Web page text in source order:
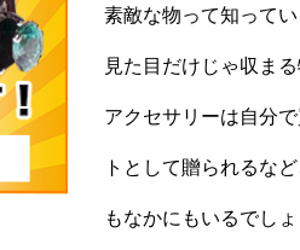
素敵な物って知ってい
見た目だけじゃ収ま
アクセサリーは自分
トとして贈られるな
もなかにもいるでしょ